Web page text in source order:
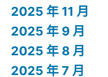
2025 年 11 月
2025 年 9 月
2025 年 8 月
2025 年 7 月